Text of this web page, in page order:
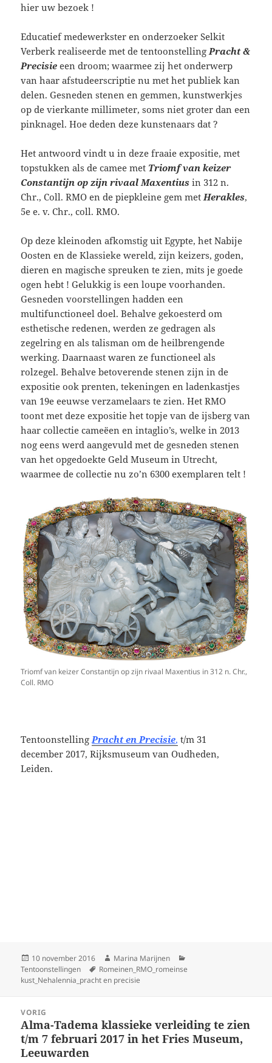
hier uw bezoek !
Educatief medewerkster en onderzoeker Selkit
Verberk realiseerde met de tentoonstellingPracht &
Precisie een droom; waarmee zij het onderwerp
van haar afstudeerscriptie nu met het publiek kan
delen. Gesneden stenen en gemmen, kunstwerkjes
op de vierkante millimeter, soms niet groter dan een
pinknagel. Hoe deden deze kunstenaars dat ?
Het antwoord vindt u in deze fraaie expositie, met
topstukken als de camee met Triomf van keizer
Constantijn op zijn rivaal Maxentiusin 312 n.
Chr., Coll. RMO en de piepkleine gem metHerakles,
5e e. v. Chr., coll. RMO.
Op deze kleinoden afkomstig uit Egypte, het Nabije
Oosten en de Klassieke wereld, zijn keizers, goden,
dieren en magische spreuken te zien, mits je goede
ogen hebt ! Gelukkig is een loupe voorhanden.
Gesneden voorstellingen hadden een
multifunctioneel doel. Behalve gekoesterd om
esthetische redenen, werden ze gedragen als
zegelring en als talisman om de heilbrengende
werking. Daarnaast waren ze functioneel als
rolzegel. Behalve betoverende stenen zijn in de
expositie ook prenten, tekeningen en ladenkastjes
van 19e eeuwse verzamelaars te zien. Het RMO
toont met deze expositie het topje van de ijsberg van
haar collectie cameëen en intaglio’s, welke in 2013
nog eens werd aangevuld met de gesneden stenen
van het opgedoekte Geld Museum in Utrecht,
waarmee de collectie nu zo’n 6300 exemplaren telt !
Triomf van keizer Constantijn op zijn rivaal Maxentius in 312 n. Chr.,
Coll. RMO
Tentoonstelling Pracht en Precisie, t/m 31
december 2017, Rijksmuseum van Oudheden,
Leiden.
Geplaatst
op
10 november 2016 Auteur
Marina Marijnen
Tentoonstellingen
Tags
Romeinen_RMO_romeinse
kust_Nehalennia_pracht en precisie
navigatie
VORIG
Vorig
bericht:
Alma-Tadema klassieke verleiding te zien
t/m 7 februari 2017 in het Fries Museum,
Leeuwarden